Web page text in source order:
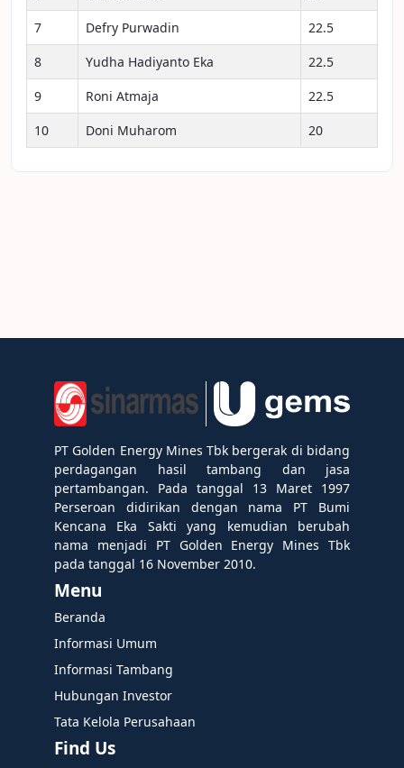
7
Defry Purwadin
22.5
8
Yudha Hadiyanto Eka
22.5
9
Roni Atmaja
22.5
10
Doni Muharom 20
PT Golden Energy Mines Tbk bergerak di bidang
perdagangan hasil tambang dan jasa
pertambangan. Pada tanggal 13 Maret 1997
Perseroan didirikan dengan nama PT Bumi
Kencana Eka Sakti yang kemudian berubah
nama menjadi PT Golden Energy Mines Tbk
pada tanggal 16 November 2010.
Menu
Beranda
Informasi Umum
Informasi Tambang
Hubungan Investor
Tata Kelola Perusahaan
Find Us